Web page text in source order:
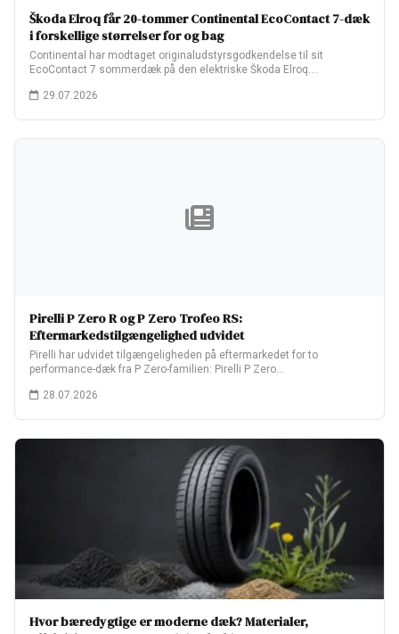
Škoda Elroq får 20-tommer Continental EcoContact 7-dæk
i forskellige størrelser for og bag
Continental har modtaget originaludstyrsgodkendelse til sit
EcoContact 7 sommerdæk på den elektriske Škoda Elroq.
29.07.2026
Pirelli P Zero R og P Zero Trofeo RS:
Eftermarkedstilgængelighed udvidet
Pirelli har udvidet tilgængeligheden på eftermarkedet for to
performance-dæk fra P Zero-familien: Pirelli P Zero…
28.07.2026
Hvor bæredygtige er moderne dæk? Materialer,